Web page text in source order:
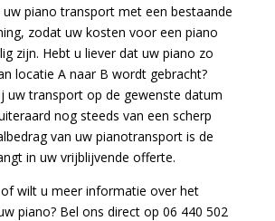
piano transport met een bestaande
zodat uw kosten voor een piano
zijn. Hebt u liever dat uw piano zo
locatie A naar B wordt gebracht?
uw transport op de gewenste datum
nog steeds van een scherp
van uw pianotransport is de
in uw vrijblijvende offerte.
wilt u meer informatie over het
piano? Bel ons direct op 06 440 502